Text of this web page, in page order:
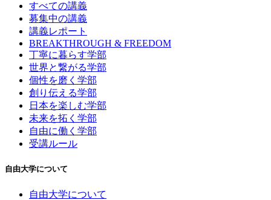
すべての講義
募集中の講義
講義レポート
BREAKTHROUGH & FREEDOM
丁寧に暮らす学部
世界と繋がる学部
個性を磨く学部
創り伝える学部
日本を楽しむ学部
未来を拓く学部
自由に働く学部
受講ルール
自由大学について
自由大学について